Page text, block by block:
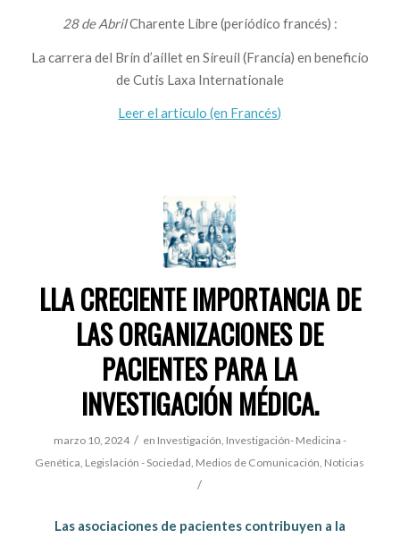
28 de AbrilCharente Libre (periódico francés) :
La carrera del Brin d’aillet en Sireuil (Francia) en beneficio
de Cutis Laxa Internationale
Leer el articulo (en Francés)
LLA CRECIENTE IMPORTANCIA DE
LAS ORGANIZACIONES DE
PACIENTES PARA LA
INVESTIGACIÓN MÉDICA.
marzo 10, 2024 / en Investigación, Investigación- Medicina -
Genética, Legislación - Sociedad, Medios de Comunicación, Noticias
/
Las asociaciones de pacientes contribuyen a la